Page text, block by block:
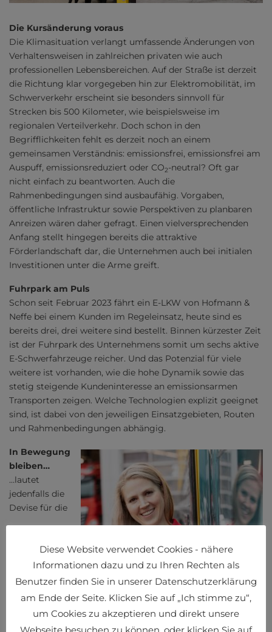
Die Kursänderung voraus
Die Klimasituation verlangt umfassende Änderungen von
Verhaltensweisen in zahlreichen privaten wie auch
professionellen Lebensbereichen. Auf der Straße ist derzeit
die Richtung klar vorgegeben hin zur Elektromobilität, im
Schwerverkehr erscheint sie besonders sinnvoll für
Strecken bis 500 Kilometer, wie beispielsweise im
regionalen Verteilverkehr. Doch schon in den
Begrifflichkeiten fehlt es derzeit noch an einem
gemeinsamen Verständnis: emissionsfrei, emissionsfrei am
Auspuff, emissionsreduziert oder CO2-neutral? Oft gar
nicht einfach zu beantworten. Auch die
Rahmenbedingungen sind ausbaufähig. Vorgaben,
öffentliche Infrastruktur sowie Perspektiven zu planbaren
Anreizen wären daher gefragt. Einen vielversprechenden
Anfang stellt hingegen bereits die attraktive
Förderlandschaft dar, die Unternehmen auch bei initialen
Investitionen unter die Arme greift.
Fuhrpark am Puls
Schon seit Februar 2023 fährt ein E-LKW von Hofmann &
Neffe bei einem Kunden im Regeleinsatz, heute sind es
bereits drei, drei weitere sind bestellt. Binnen kürzester Zeit
ist der Fuhrpark des Unternehmens somit um sechs aktive
E-Schwerfahrzeuge reicher. Und das Potenzial für viele
weitere ist vorhanden, wie die hohe Dynamik sowie das
stetig steigende Kundeninteresse an emissionsarmen
Transporten zeigen. Welche Technologien explizit geeignet
sind, ist dabei von den jeweiligen Einsatzgebieten, Routen
und Rahmenbedingungen abhängig.
Elisabeth Andrieux
In Bewegung
bleiben…
…lautet
jedenfalls die
Devise für die
Diese Website verwendet Cookies - nähere
Informationen dazu und zu Ihren Rechten als
Benutzer finden Sie in unserer Datenschutzerklärung
am Ende der Seite. Klicken Sie auf „Ich stimme zu“,
um Cookies zu akzeptieren und direkt unsere